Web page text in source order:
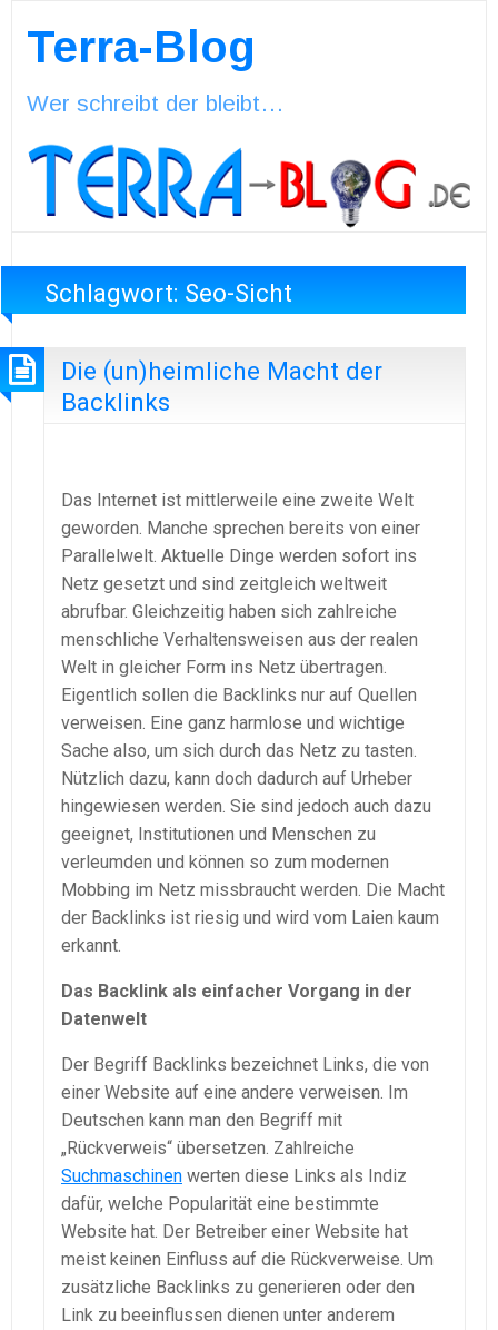
Terra-Blog
Wer schreibt der bleibt…
Schlagwort: Seo-Sicht
Die (un)heimliche Macht der
Backlinks
Das Internet ist mittlerweile eine zweite Welt
geworden. Manche sprechen bereits von einer
Parallelwelt. Aktuelle Dinge werden sofort ins
Netz gesetzt und sind zeitgleich weltweit
abrufbar. Gleichzeitig haben sich zahlreiche
menschliche Verhaltensweisen aus der realen
Welt in gleicher Form ins Netz übertragen.
Eigentlich sollen die Backlinks nur auf Quellen
verweisen. Eine ganz harmlose und wichtige
Sache also, um sich durch das Netz zu tasten.
Nützlich dazu, kann doch dadurch auf Urheber
hingewiesen werden. Sie sind jedoch auch dazu
geeignet, Institutionen und Menschen zu
verleumden und können so zum modernen
Mobbing im Netz missbraucht werden. Die Macht
der Backlinks ist riesig und wird vom Laien kaum
erkannt.
Das Backlink als einfacher Vorgang in der
Datenwelt
Der Begriff Backlinks bezeichnet Links, die von
einer Website auf eine andere verweisen. Im
Deutschen kann man den Begriff mit
„Rückverweis“ übersetzen. Zahlreiche
Suchmaschinen werten diese Links als Indiz
dafür, welche Popularität eine bestimmte
Website hat. Der Betreiber einer Website hat
meist keinen Einfluss auf die Rückverweise. Um
zusätzliche Backlinks zu generieren oder den
Link zu beeinflussen dienen unter anderem